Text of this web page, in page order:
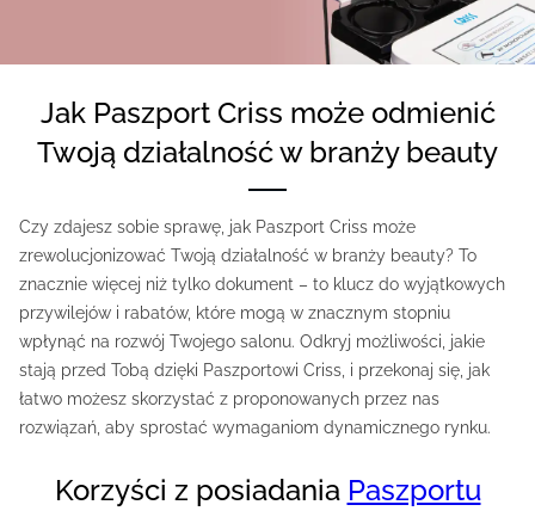
Jak Paszport Criss może odmienić
Twoją działalność w branży beauty
Czy zdajesz sobie sprawę, jak Paszport Criss może
zrewolucjonizować Twoją działalność w branży beauty? To
znacznie więcej niż tylko dokument – to klucz do wyjątkowych
przywilejów i rabatów, które mogą w znacznym stopniu
wpłynąć na rozwój Twojego salonu. Odkryj możliwości, jakie
stają przed Tobą dzięki Paszportowi Criss, i przekonaj się, jak
łatwo możesz skorzystać z proponowanych przez nas
rozwiązań, aby sprostać wymaganiom dynamicznego rynku.
Korzyści z posiadania Paszportu